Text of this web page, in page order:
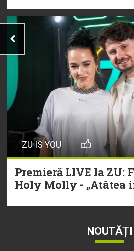
ZU IS YOU
Premieră LIVE la ZU:
Holy Molly - „Atâtea
NOUTĂȚI